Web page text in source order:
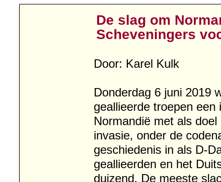
De slag om
Scheveningers
Door: Karel Kulk
Donderdag 6 juni 2019
geallieerde troepen
Normandië met als
invasie, onder de
geschiedenis in als D-
geallieerden en het
duizend. De meeste